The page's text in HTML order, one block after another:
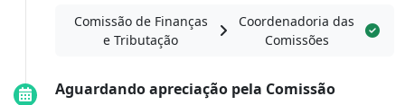
Comissão de Finanças
e Tributação
Coordenadoria das
Comissões
Aguardando apreciação pela Comissão